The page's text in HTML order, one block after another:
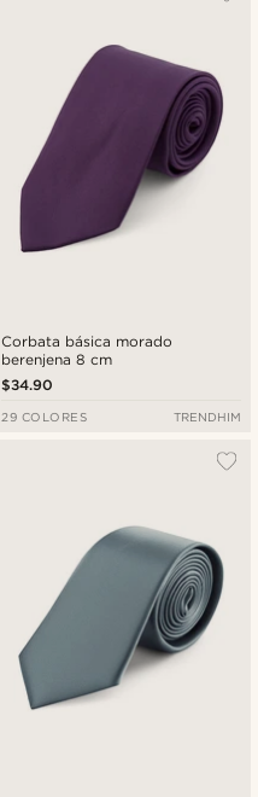
Corbata básica morado
berenjena 8 cm
$34.90
29 COLORES TRENDHIM